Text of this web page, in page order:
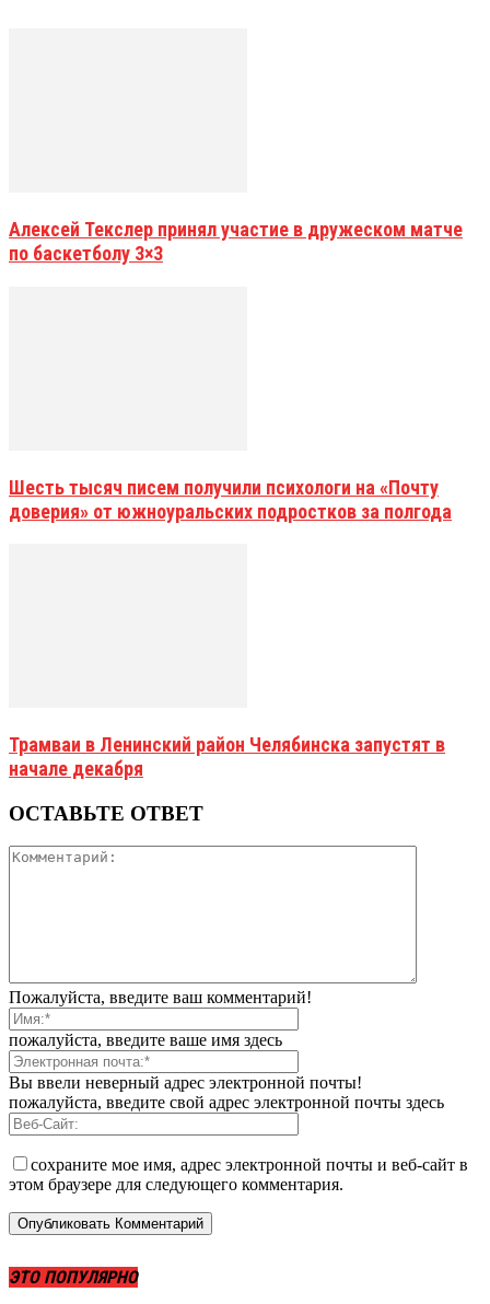
Алексей Текслер принял участие в дружеском матче
по баскетболу 3×3
Шесть тысяч писем получили психологи на «Почту
доверия» от южноуральских подростков за полгода
Трамваи в Ленинский район Челябинска запустят в
начале декабря
ОСТАВЬТЕ ОТВЕТ
Пожалуйста, введите ваш комментарий!
пожалуйста, введите ваше имя здесь
Вы ввели неверный адрес электронной почты!
пожалуйста, введите свой адрес электронной почты здесь
сохраните мое имя, адрес электронной почты и веб-сайт в
этом браузере для следующего комментария.
ЭТО ПОПУЛЯРНО